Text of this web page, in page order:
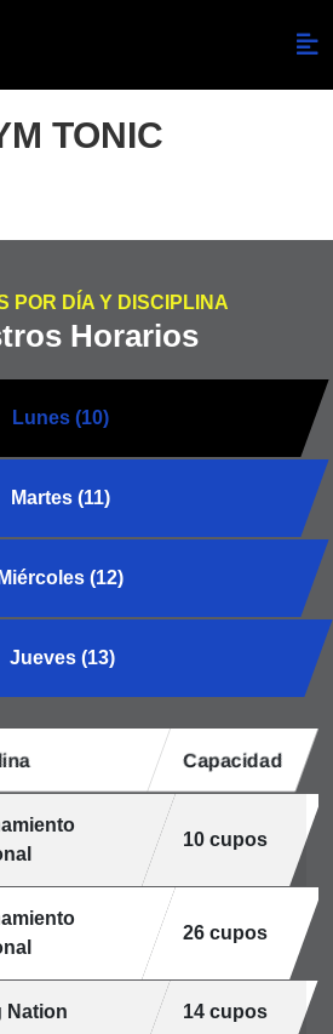
TONIC
POR DÍA Y DISCIPLINA
Horarios
Lunes (10)
Martes (11)
Miércoles (12)
Jueves (13)
Capacidad
10 cupos
26 cupos
Nation 14 cupos